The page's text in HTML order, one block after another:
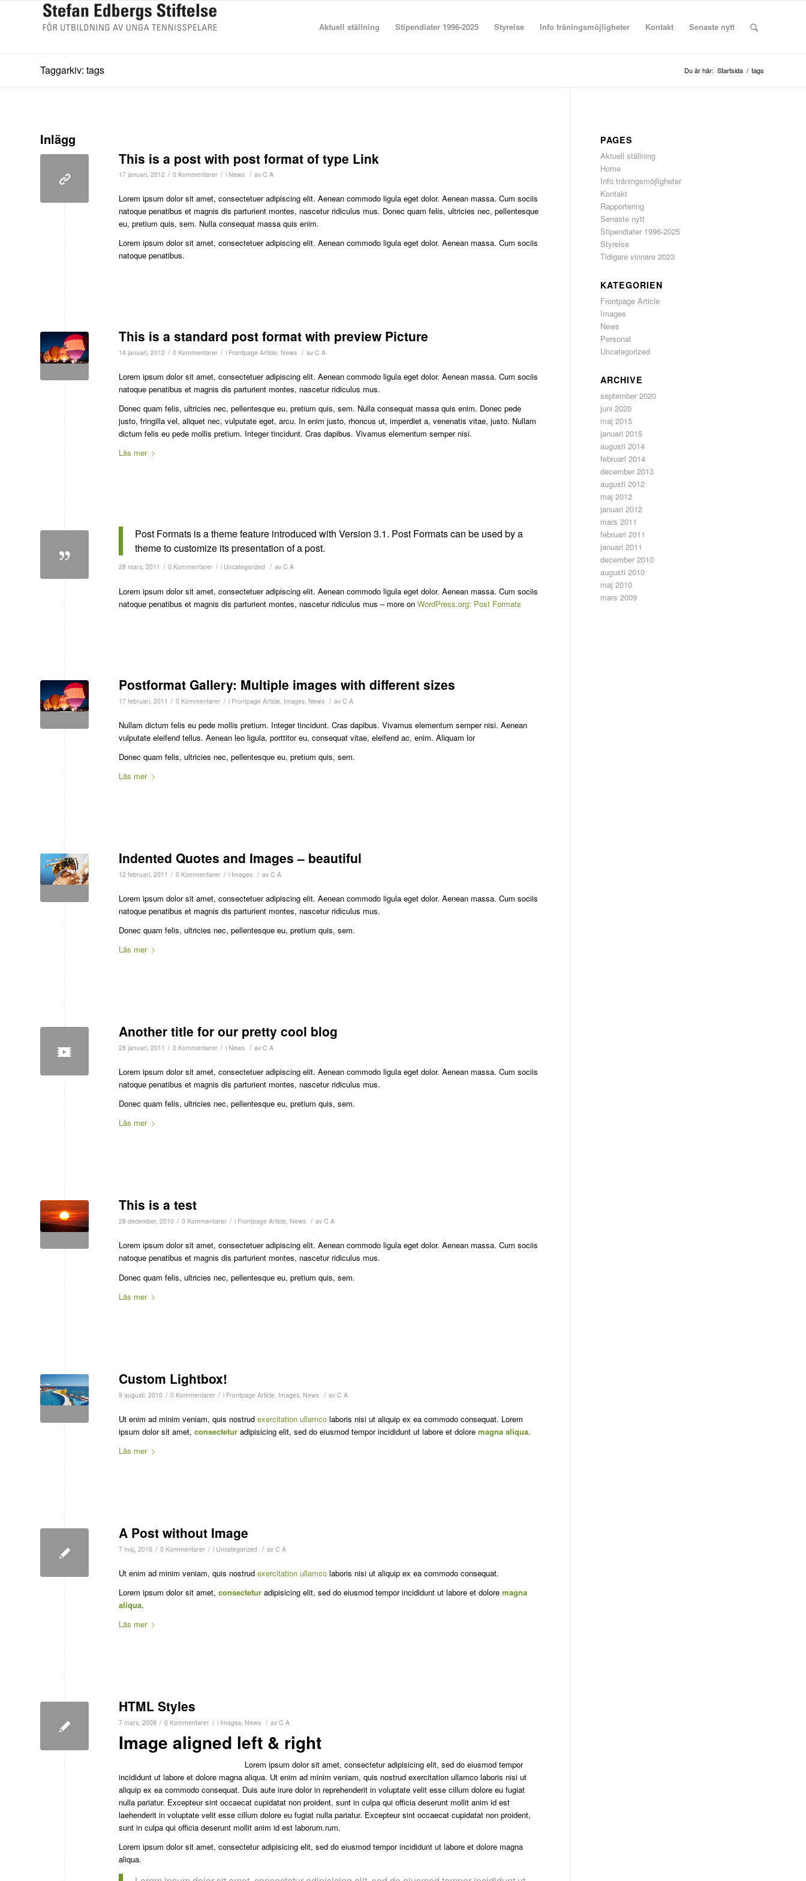
Aktuell ställning Stipendiater 1996-2025 Styrelse Info träningsmöjligheter Kontakt Senaste nytt
Taggarkiv: tags Du är här: Startsida / tags
Inlägg
This is a post with post format of type Link
17 januari, 2012 / 0 Kommentarer / i News / av C A
Lorem ipsum dolor sit amet, consectetuer adipiscing elit. Aenean commodo ligula eget dolor. Aenean massa. Cum sociis
natoque penatibus et magnis dis parturient montes, nascetur ridiculus mus. Donec quam felis, ultricies nec, pellentesque
eu, pretium quis, sem. Nulla consequat massa quis enim.
Lorem ipsum dolor sit amet, consectetuer adipiscing elit. Aenean commodo ligula eget dolor. Aenean massa. Cum sociis
natoque penatibus.
This is a standard post format with preview Picture
14 januari, 2012 / 0 Kommentarer / i Frontpage Article, News / av C A
Lorem ipsum dolor sit amet, consectetuer adipiscing elit. Aenean commodo ligula eget dolor. Aenean massa. Cum sociis
natoque penatibus et magnis dis parturient montes, nascetur ridiculus mus.
Donec quam felis, ultricies nec, pellentesque eu, pretium quis, sem. Nulla consequat massa quis enim. Donec pede
justo, fringilla vel, aliquet nec, vulputate eget, arcu. In enim justo, rhoncus ut, imperdiet a, venenatis vitae, justo. Nullam
dictum felis eu pede mollis pretium. Integer tincidunt. Cras dapibus. Vivamus elementum semper nisi.
Läs mer
Post Formats is a theme feature introduced with Version 3.1. Post Formats can be used by a
theme to customize its presentation of a post.
28 mars, 2011 / 0 Kommentarer / i Uncategorized / av C A
Lorem ipsum dolor sit amet, consectetuer adipiscing elit. Aenean commodo ligula eget dolor. Aenean massa. Cum sociis
natoque penatibus et magnis dis parturient montes, nascetur ridiculus mus – more on WordPress.org: Post Formats
Postformat Gallery: Multiple images with different sizes
17 februari, 2011 / 0 Kommentarer / i Frontpage Article Images News / av C A
Nullam dictum felis eu pede mollis pretium. Integer tincidunt. Cras dapibus. Vivamus elementum semper nisi. Aenean
vulputate eleifend tellus. Aenean leo ligula, porttitor eu, consequat vitae, eleifend ac, enim. Aliquam lor
Donec quam felis, ultricies nec, pellentesque eu, pretium quis, sem.
Läs mer
Indented Quotes and Images – beautiful
12 februari, 2011 / 0 Kommentarer / i Images / av C A
Lorem ipsum dolor sit amet, consectetuer adipiscing elit. Aenean commodo ligula eget dolor. Aenean massa. Cum sociis
natoque penatibus et magnis dis parturient montes, nascetur ridiculus mus.
Donec quam felis, ultricies nec, pellentesque eu, pretium quis, sem.
Läs mer
Another title for our pretty cool blog
28 januari, 2011 / 0 Kommentarer / i News / av C A
Lorem ipsum dolor sit amet, consectetuer adipiscing elit. Aenean commodo ligula eget dolor. Aenean massa. Cum sociis
natoque penatibus et magnis dis parturient montes, nascetur ridiculus mus.
Donec quam felis, ultricies nec, pellentesque eu, pretium quis, sem.
Läs mer
This is a test
28 december, 2010 / 0 Kommentarer / i Frontpage Article, News / av C A
Lorem ipsum dolor sit amet, consectetuer adipiscing elit. Aenean commodo ligula eget dolor. Aenean massa. Cum sociis
natoque penatibus et magnis dis parturient montes, nascetur ridiculus mus.
Donec quam felis, ultricies nec, pellentesque eu, pretium quis, sem.
Läs mer
Custom Lightbox!
9 augusti, 2010 / 0 Kommentarer / i Frontpage Article Images News / av C A
Ut enim ad minim veniam, quis nostrud exercitation ullamco laboris nisi ut aliquip ex ea commodo consequat. Lorem
ipsum dolor sit amet, consectetur adipisicing elit, sed do eiusmod tempor incididunt ut labore et dolore magna aliqua.
Läs mer
A Post without Image
7 maj, 2010 / 0 Kommentarer / i Uncategorized / av C A
Ut enim ad minim veniam, quis nostrud exercitation ullamco laboris nisi ut aliquip ex ea commodo consequat.
Lorem ipsum dolor sit amet, consectetur adipisicing elit, sed do eiusmod tempor incididunt ut labore et dolore magna
aliqua.
Läs mer
HTML Styles
7 mars, 2009 / 0 Kommentarer / i Images, News / av C A
Image aligned left & right
Lorem ipsum dolor sit amet, consectetur adipisicing elit, sed do eiusmod tempor
incididunt ut labore et dolore magna aliqua. Ut enim ad minim veniam, quis nostrud exercitation ullamco laboris nisi ut
aliquip ex ea commodo consequat. Duis aute irure dolor in reprehenderit in voluptate velit esse cillum dolore eu fugiat
nulla pariatur. Excepteur sint occaecat cupidatat non proident, sunt in culpa qui officia deserunt mollit anim id est
laehenderit in voluptate velit esse cillum dolore eu fugiat nulla pariatur. Excepteur sint occaecat cupidatat non proident,
sunt in culpa qui officia deserunt mollit anim id est laborum.rum.
Lorem ipsum dolor sit amet, consectetur adipisicing elit, sed do eiusmod tempor incididunt ut labore et dolore magna
aliqua.
PAGES
Aktuell ställning
Home
Info träningsmöjligheter
Kontakt
Rapportering
Senaste nytt
Stipendiater 1996-2025
Styrelse
Tidigare vinnare 2023
KATEGORIEN
Frontpage Article
Images
News
Personal
Uncategorized
ARCHIVE
september 2020
juni 2020
maj 2015
januari 2015
augusti 2014
februari 2014
december 2013
augusti 2012
maj 2012
januari 2012
mars 2011
februari 2011
januari 2011
december 2010
augusti 2010
maj 2010
mars 2009